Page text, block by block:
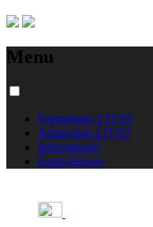
Menu
Formations à l'USJ
Admission à l'USJ
International
Équivalences